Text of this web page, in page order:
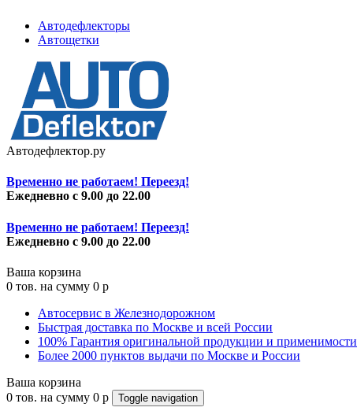
Автодефлекторы
Автощетки
Автодефлектор.ру
Временно не работаем! Переезд!
Ежедневно с 9.00 до 22.00
Временно не работаем! Переезд!
Ежедневно с 9.00 до 22.00
Ваша корзина
0 тов. на сумму 0 p
Автосервис в Железнодорожном
Быстрая доставка по Москве и всей России
100% Гарантия оригинальной продукции и применимости
Более 2000 пунктов выдачи по Москве и России
Ваша корзина
0 тов. на сумму 0 p Toggle navigation